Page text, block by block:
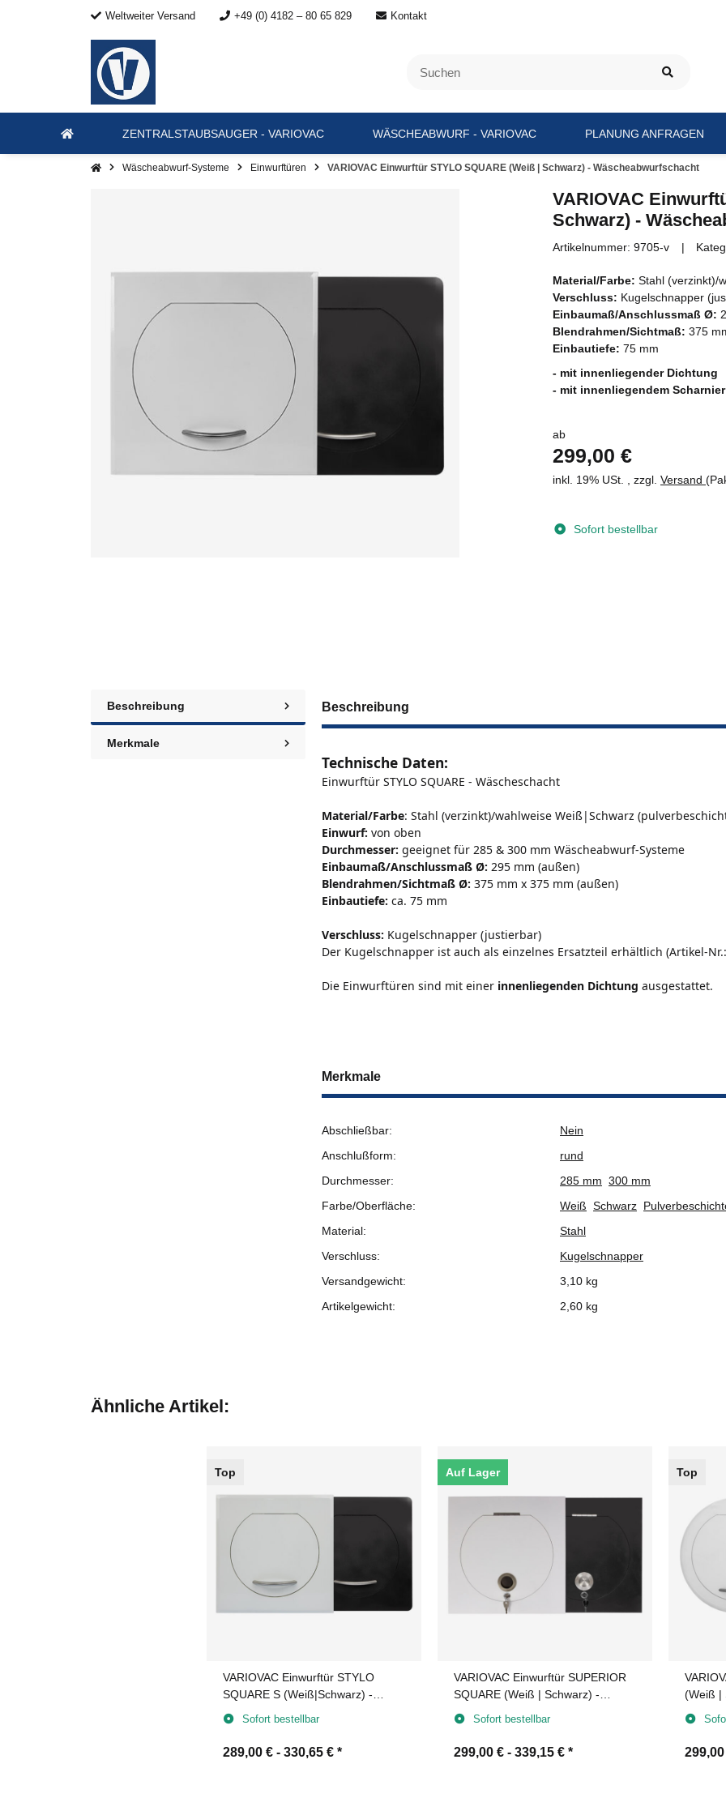
Weltweiter Versand +49 (0) 4182 – 80 65 829 Kontakt
ZENTRALSTAUBSAUGER - VARIOVAC WÄSCHEABWURF - VARIOVAC PLANUNG ANFRAGEN
Wäscheabwurf-Systeme Einwurftüren VARIOVAC Einwurftür STYLO SQUARE (Weiß | Schwarz) - Wäscheabwurfschacht
VARIOVAC
Schwarz) -
Artikelnummer: 9705-v
Material/Farbe: Stahl (verzinkt)/
Verschluss: Kugelschnapper
Einbaumaß/Anschlussmaß Ø:
Blendrahmen/Sichtmaß: 375
Einbautiefe: 75 mm
- mit innenliegender Dichtung
- mit innenliegendem Scharnier
ab
299,00 €
inkl. 19% USt. , zzgl. Versand
Sofort bestellbar
Beschreibung
Merkmale
Beschreibung
Technische Daten:
Einwurftür STYLO SQUARE - Wäscheschacht
Material/Farbe: Stahl (verzinkt)/wahlweise Weiß|Schwarz
Einwurf: von oben
Durchmesser: geeignet für 285 & 300 mm Wäscheabwurf-Systeme
Einbaumaß/Anschlussmaß Ø: 295 mm (außen)
Blendrahmen/Sichtmaß Ø: 375 mm x 375 mm (außen)
Einbautiefe: ca. 75 mm
Verschluss: Kugelschnapper (justierbar)
Der Kugelschnapper ist auch als einzelnes Ersatzteil erhältlich (Artikel-
Die Einwurftüren sind mit einer innenliegenden Dichtung ausgestattet.
Merkmale
Abschließbar:
Nein
Anschlußform:
rund
Durchmesser:
285 mm 300 mm
Farbe/Oberfläche:
Weiß Schwarz
Material:
Stahl
Verschluss:
Kugelschnapper
Versandgewicht:
3,10 kg
Artikelgewicht:
2,60 kg
Ähnliche Artikel:
Top
VARIOVAC Einwurftür STYLO
SQUARE S (Weiß|Schwarz) -
Wäscheabwurfschacht
Sofort bestellbar
289,00 € - 330,65 € *
Auf Lager
VARIOVAC Einwurftür SUPERIOR
SQUARE (Weiß | Schwarz) -
Wäscheabwurfschacht
Sofort bestellbar
299,00 € - 339,15 € *
Top
(Weiß |